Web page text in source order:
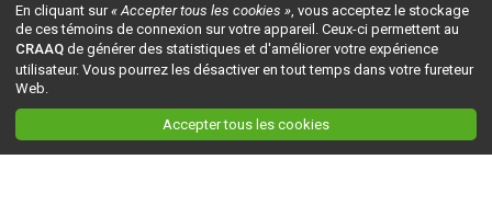
En cliquant sur« Accepter tous les cookies », vous acceptez le stockage
de ces témoins de connexion sur votre appareil. Ceux-ci permettent au
CRAAQ de générer des statistiques et d'améliorer votre expérience
utilisateur. Vous pourrez les désactiver en tout temps dans votre fureteur
Web.
Accepter tous les cookies